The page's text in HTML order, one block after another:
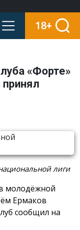
18+
«Форте»
лиги
молодёжной
Ермаков
сообщил на